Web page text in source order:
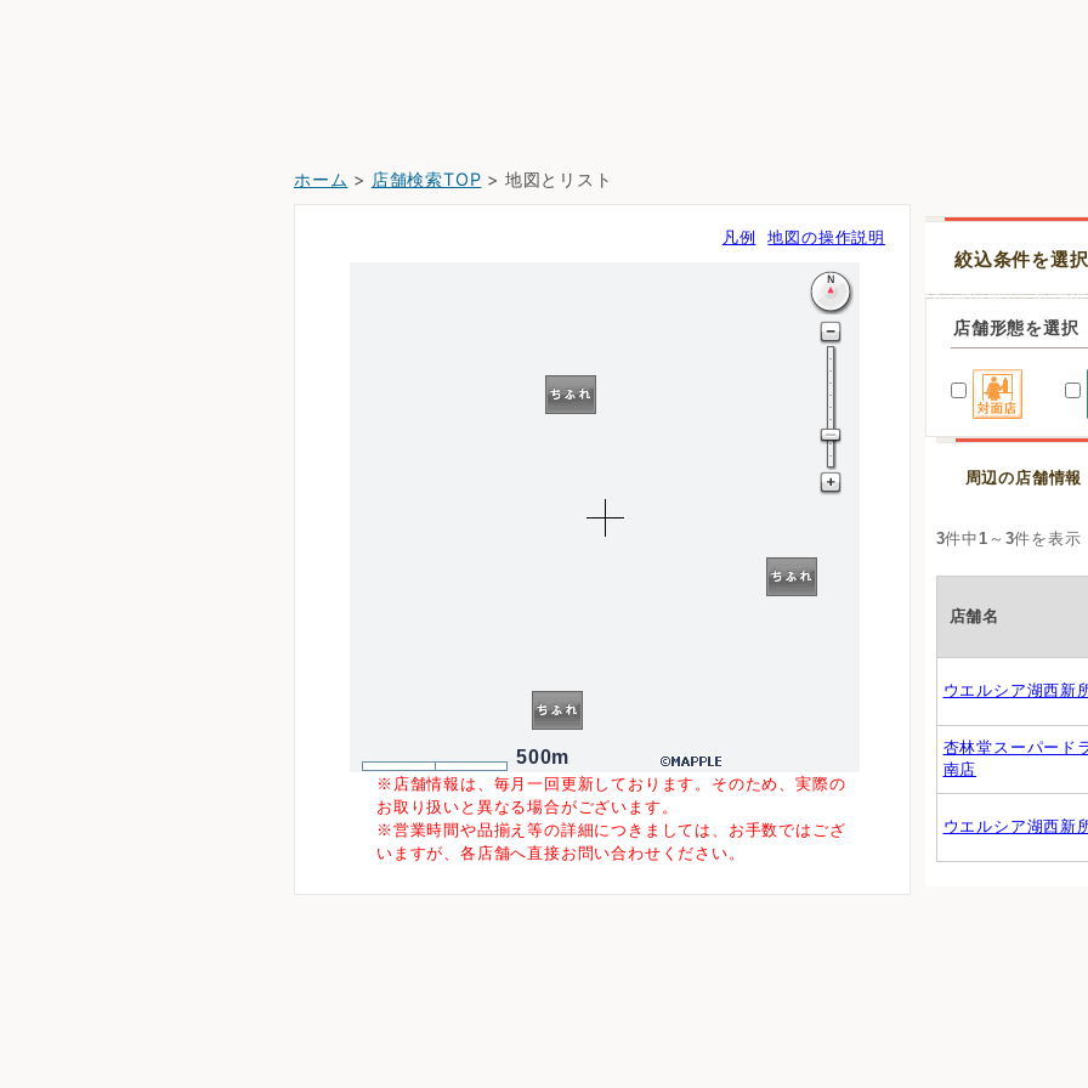
ホーム > 店舗検索TOP > 地図とリスト
凡例 地図の操作説明
500m
※店舗情報は、毎月一回更新しております。そのため、実際の
お取り扱いと異なる場合がございます。
※営業時間や品揃え等の詳細につきましては、お手数ではござ
いますが、各店舗へ直接お問い合わせください。
絞込条件を選
店舗形態を選択
周辺の店舗情報
3件中 1 ～ 3件を表示
店舗名
ウエルシア湖西新
杏林堂スーパード
南店
ウエルシア湖西新